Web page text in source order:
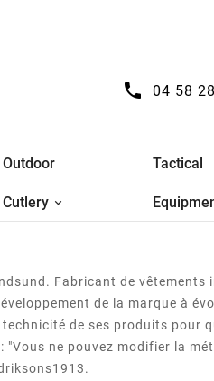
 04 58
Outdoor
Cutlery
Tactical
Fabricant de vêtements
de la marque à
de ses produits pour
ne pouvez modifier la